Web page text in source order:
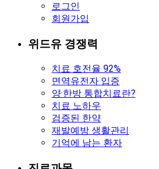
로그인
회원가입
위드유 경쟁력
치료 호전율 92%
면역유전자 입증
양·한방 통합치료란?
치료 노하우
검증된 한약
재발예방 생활관리
기억에 남는 환자